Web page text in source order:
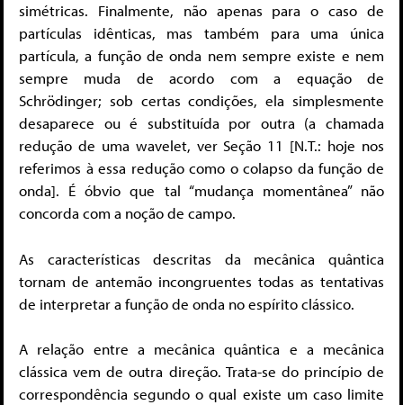
simétricas. Finalmente, não apenas para o caso de
partículas idênticas, mas também para uma única
partícula, a função de onda nem sempre existe e nem
sempre muda de acordo com a equação de
Schrödinger; sob certas condições, ela simplesmente
desaparece ou é substituída por outra (a chamada
redução de uma wavelet, ver Seção 11 [N.T.: hoje nos
referimos à essa redução como o colapso da função de
onda]. É óbvio que tal “mudança momentânea” não
concorda com a noção de campo.
As características descritas da mecânica quântica
tornam de antemão incongruentes todas as tentativas
de interpretar a função de onda no espírito clássico.
A relação entre a mecânica quântica e a mecânica
clássica vem de outra direção. Trata-se do princípio de
correspondência segundo o qual existe um caso limite